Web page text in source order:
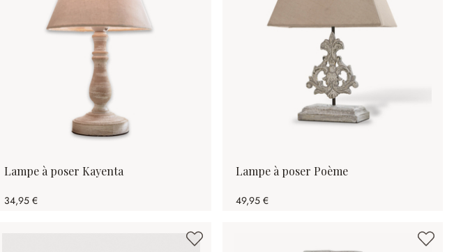
Lampe à poser Kayenta
34,95 €
Lampe à poser Poème
49,95 €